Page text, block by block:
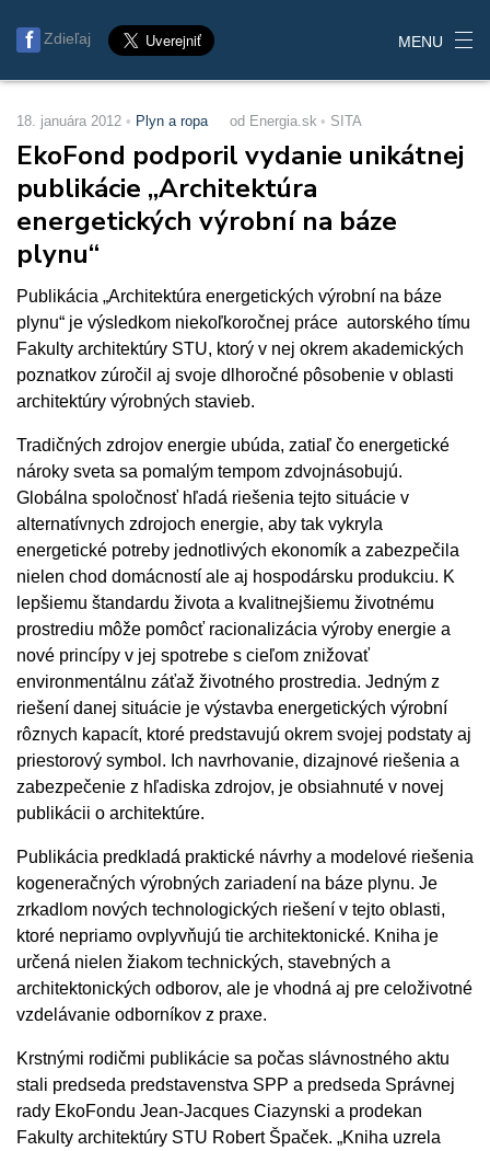
Zdieľaj MENU
18. januára 2012 Plyn a ropa od Energia.sk SITA
EkoFond podporil vydanie unikátnej
publikácie „Architektúra
energetických výrobní na báze
plynu“
Publikácia „Architektúra energetických výrobní na báze
plynu“ je výsledkom niekoľkoročnej práce autorského tímu
Fakulty architektúry STU, ktorý v nej okrem akademických
poznatkov zúročil aj svoje dlhoročné pôsobenie v oblasti
architektúry výrobných stavieb.
Tradičných zdrojov energie ubúda, zatiaľ čo energetické
nároky sveta sa pomalým tempom zdvojnásobujú.
Globálna spoločnosť hľadá riešenia tejto situácie v
alternatívnych zdrojoch energie, aby tak vykryla
energetické potreby jednotlivých ekonomík a zabezpečila
nielen chod domácností ale aj hospodársku produkciu. K
lepšiemu štandardu života a kvalitnejšiemu životnému
prostrediu môže pomôcť racionalizácia výroby energie a
nové princípy v jej spotrebe s cieľom znižovať
environmentálnu záťaž životného prostredia. Jedným z
riešení danej situácie je výstavba energetických výrobní
rôznych kapacít, ktoré predstavujú okrem svojej podstaty aj
priestorový symbol. Ich navrhovanie, dizajnové riešenia a
zabezpečenie z hľadiska zdrojov, je obsiahnuté v novej
publikácii o architektúre.
Publikácia predkladá praktické návrhy a modelové riešenia
kogeneračných výrobných zariadení na báze plynu. Je
zrkadlom nových technologických riešení v tejto oblasti,
ktoré nepriamo ovplyvňujú tie architektonické. Kniha je
určená nielen žiakom technických, stavebných a
architektonických odborov, ale je vhodná aj pre celoživotné
vzdelávanie odborníkov z praxe.
Krstnými rodičmi publikácie sa počas slávnostného aktu
stali predseda predstavenstva SPP a predseda Správnej
rady EkoFondu Jean-Jacques Ciazynski a prodekan
Fakulty architektúry STU Robert Špaček. „Kniha uzrela